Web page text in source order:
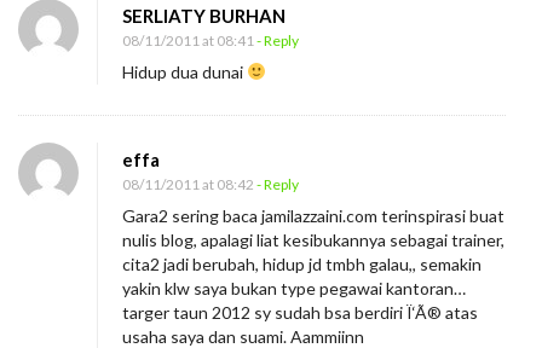
SERLIATY BURHAN
08/11/2011 at 08:41 - Reply
Hidup dua dunai
effa
08/11/2011 at 08:42 - Reply
Gara2 sering baca jamilazzaini.com terinspirasi buat
nulis blog, apalagi liat kesibukannya sebagai trainer,
cita2 jadi berubah, hidup jd tmbh galau,, semakin
yakin klw saya bukan type pegawai kantoran…
targer taun 2012 sy sudah bsa berdiri Ï‘Ã® atas
usaha saya dan suami. Aammiinn